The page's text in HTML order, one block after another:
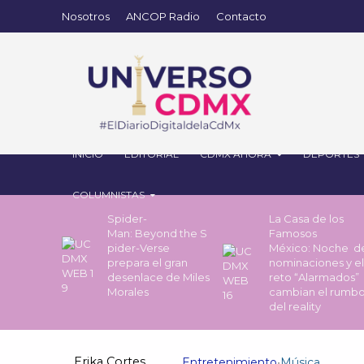
Nosotros ANCOP Radio Contacto
INICIO EDITORIAL CDMX AHORA DEPORTES
COLUMNISTAS
Spider-
Man: Beyond the S
pider-Verse
prepara el gran
desenlace de Miles
Morales
La Casa de los
Famosos
México: Noche
nominaciones y el
reto “Alarmados”
cambian el
del reality